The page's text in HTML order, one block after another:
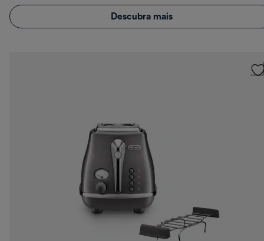
Descubra mais